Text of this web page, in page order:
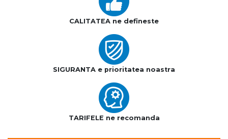
CALITATEA ne defineste
SIGURANTA e prioritatea noastra
TARIFELE ne recomanda